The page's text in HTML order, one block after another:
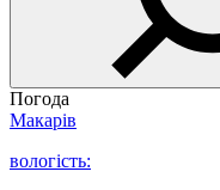
Погода
Макарів
вологість: